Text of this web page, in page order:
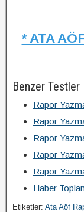
* ATA
Benzer Testler
Rapor
Rapor
Rapor
Rapor
Rapor
Haber
Etiketler: Ata Aöf